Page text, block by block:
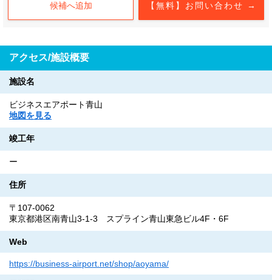
【無料】お問い合わせ →
候補へ追加
アクセス/施設概要
施設名
ビジネスエアポート青山
地図を見る
竣工年
ー
住所
〒107-0062
東京都港区南青山3-1-3 スプライン青山東急ビル4F・6F
Web
https://business-airport.net/shop/aoyama/